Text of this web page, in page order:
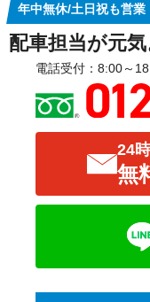
年中無休/土日祝も営業
配車担当が元
電話受付：8:00～
24
無